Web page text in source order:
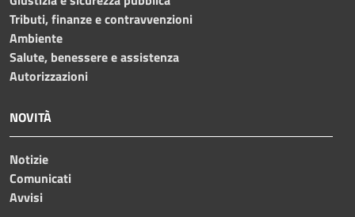
Tributi, finanze e contravvenzioni
Ambiente
Salute, benessere e assistenza
Autorizzazioni
NOVITÀ
Notizie
Comunicati
Avvisi